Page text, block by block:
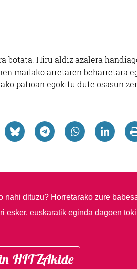
botata. Hiru aldiz azalera
mailako arretaren beharretara
patioan egokitu dute osasun
nahi dituzu? Horretarako zure
esker, euskaratik eginda dagoen
HITZAkide